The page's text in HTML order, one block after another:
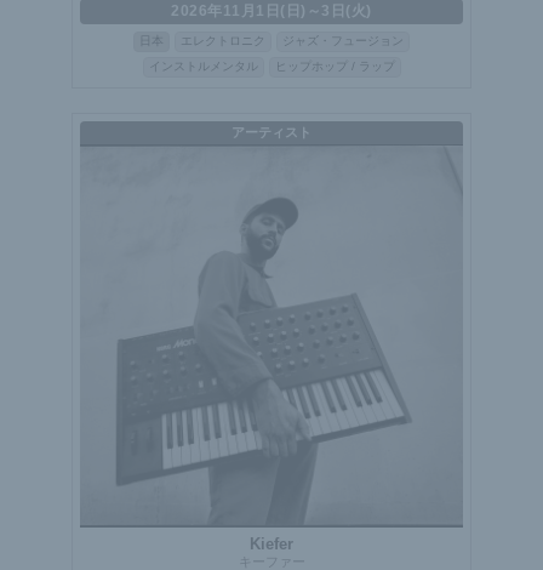
2026年11月1日(日)～3日(火)
エレクトロニク
ジャズ・フュージョン
インストルメンタル
ヒップホップ / ラップ
アーティスト
Kiefer
キーファー